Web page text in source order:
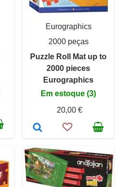
Eurographics
2000 peças
Puzzle Roll Mat up to
2000 pieces
Eurographics
Em estoque (3)
20,00 €